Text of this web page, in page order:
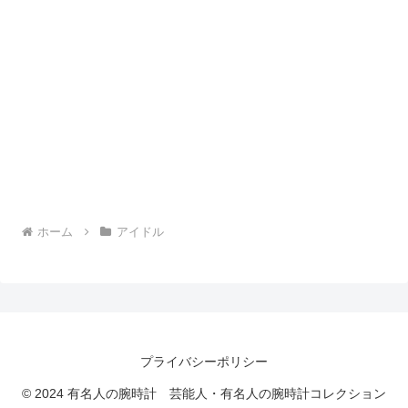
ホーム アイドル
プライバシーポリシー
© 2024 有名人の腕時計 芸能人・有名人の腕時計コレクション